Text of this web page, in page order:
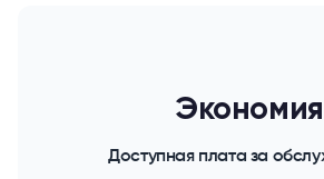
Экономия
Доступная плата за